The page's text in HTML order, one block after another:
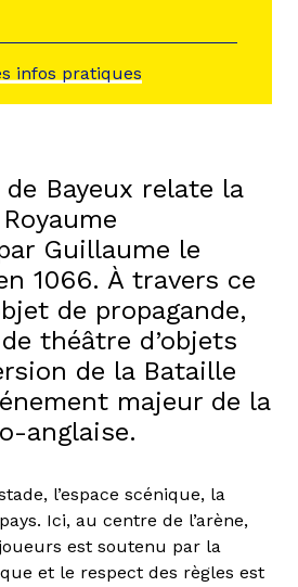
infos pratiques
Bayeux relate la
Guillaume le
1066. À travers ce
de propagande,
théâtre d’objets
de la Bataille
majeur de la
anglaise.
l’espace scénique, la
Ici, au centre de l’arène,
est soutenu par la
et le respect des règles est